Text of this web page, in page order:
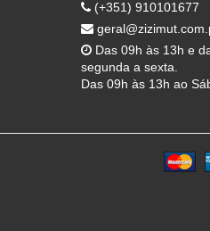
(+351) 910101677
Das 09h às 13h e
segunda a sexta.
Das 09h às 13h ao